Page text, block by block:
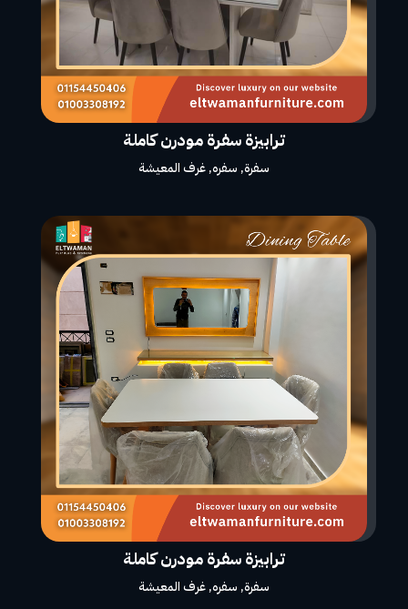
ترابيزة سفرة مودرن كاملة
سفرة, سفره,غرف المعيشة
ترابيزة سفرة مودرن كاملة
سفرة,سفره,غرف المعيشة